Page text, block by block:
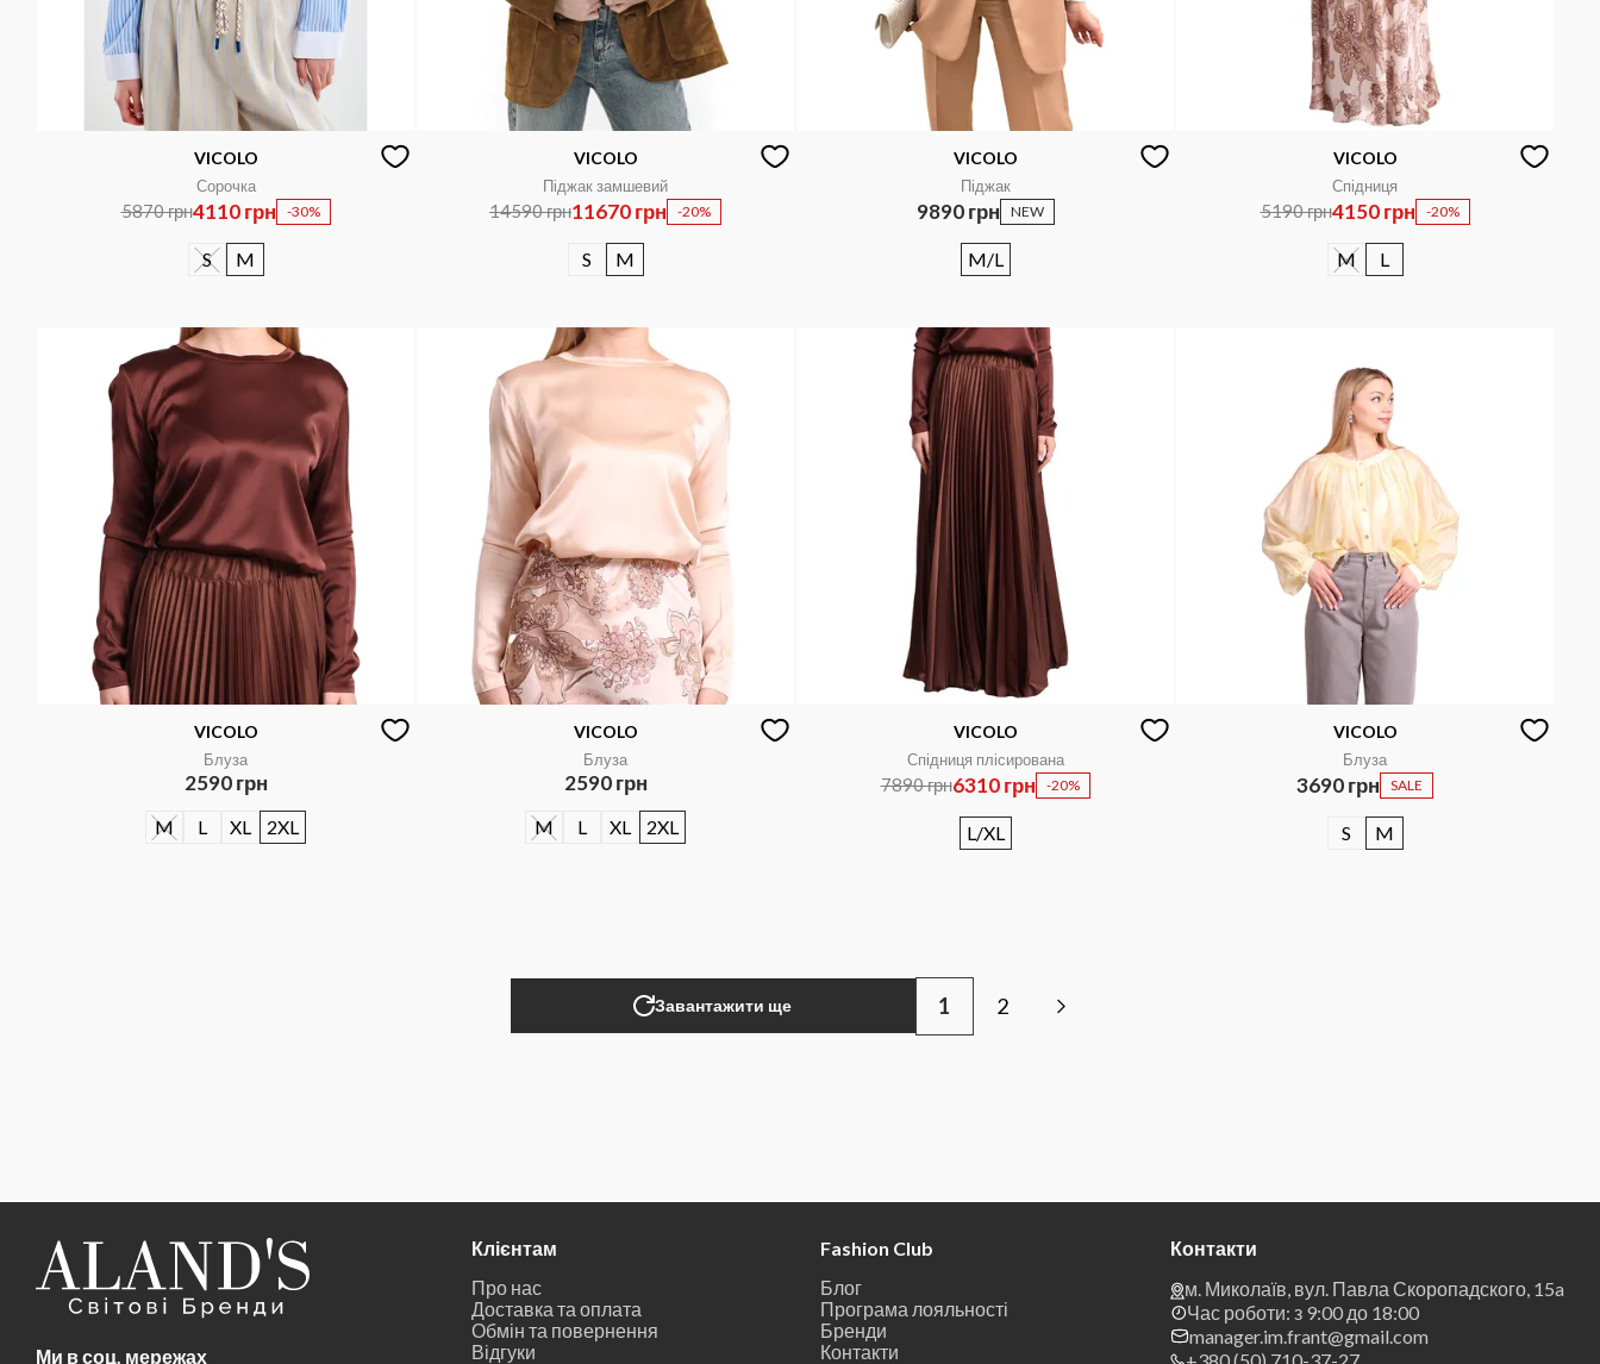
VICOLO
Сорочка
5870 грн4110 грн -30%
S M
VICOLO
Піджак замшевий
14590 грн11670 грн -20%
S M
VICOLO
Піджак
9890 грн NEW
M/L
VICOLO
Спідниця
5190 грн4150 грн -20%
M L
VICOLO
Блуза
2590 грн
M L XL 2XL
VICOLO
Блуза
2590 грн
M L XL 2XL
VICOLO
Спідниця плісирована
7890 грн6310 грн -20%
L/XL
VICOLO
Блуза
3690 грн SALE
S M
Завантажити ще 1 2
Ми в соц. мережах
Клієнтам
Про нас
Доставка та оплата
Обмін та повернення
Відгуки
Fashion Club
Блог
Програма лояльності
Бренди
Контакти
Контакти
м. Миколаїв, вул. Павла Скоропадского, 15a
Час роботи: з 9:00 до 18:00
manager.im.frant@gmail.com
+380 (50) 710-37-27